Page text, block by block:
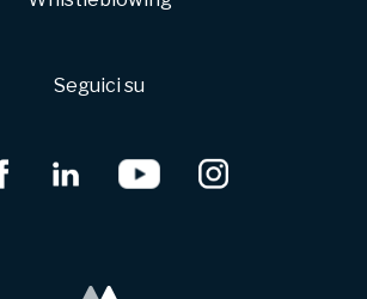
Seguici su